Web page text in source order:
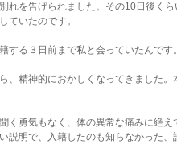
れを告げられました。その10日後く
ていたのです。
する３日前まで私と会っていたんです。
、精神的におかしくなってきました
く勇気もなく、体の異常な痛みに絶
説明で、入籍したのも知らなかった